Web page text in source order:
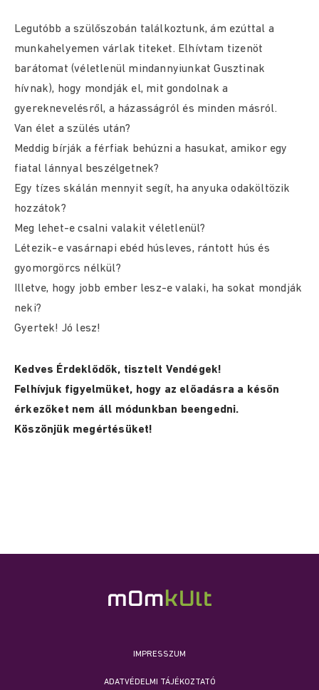
Legutóbb a szülőszobán találkoztunk, ám ezúttal a
munkahelyemen várlak titeket. Elhívtam tizenöt
barátomat (véletlenül mindannyiunkat Gusztinak
hívnak), hogy mondják el, mit gondolnak a
gyereknevelésről, a házasságról és minden másról.
Van élet a szülés után?
Meddig bírják a férfiak behúzni a hasukat, amikor egy
fiatal lánnyal beszélgetnek?
Egy tízes skálán mennyit segít, ha anyuka odaköltözik
hozzátok?
Meg lehet-e csalni valakit véletlenül?
Létezik-e vasárnapi ebéd húsleves, rántott hús és
gyomorgörcs nélkül?
Illetve, hogy jobb ember lesz-e valaki, ha sokat mondják
neki?
Gyertek! Jó lesz!
Kedves Érdeklődők, tisztelt Vendégek!
Felhívjuk figyelmüket, hogy az előadásra a későn
érkezőket nem áll módunkban beengedni.
Köszönjük megértésüket!
IMPRESSZUM
ADATVÉDELMI TÁJÉKOZTATÓ